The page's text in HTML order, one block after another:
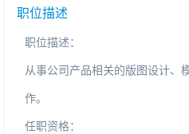
职位描述
职位描述：
从事公司产品相关的版图设计、
作。
任职资格：